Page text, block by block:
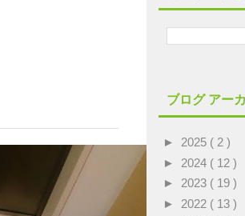
ブログ アー
► 2025 ( 2 )
► 2024 ( 12 )
► 2023 ( 19 )
► 2022 ( 13 )